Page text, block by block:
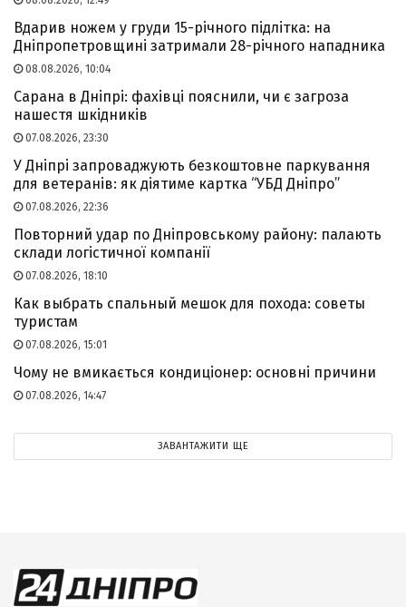
Вдарив ножем у груди 15-річного підлітка: на
Дніпропетровщині затримали 28-річного нападника
08.08.2026, 10:04
Сарана в Дніпрі: фахівці пояснили, чи є загроза
нашестя шкідників
07.08.2026, 23:30
У Дніпрі запроваджують безкоштовне паркування
для ветеранів: як діятиме картка “УБД Дніпро”
07.08.2026, 22:36
Повторний удар по Дніпровському району: палають
склади логістичної компанії
07.08.2026, 18:10
Как выбрать спальный мешок для похода: советы
туристам
07.08.2026, 15:01
Чому не вмикається кондиціонер: основні причини
07.08.2026, 14:47
ЗАВАНТАЖИТИ ЩЕ